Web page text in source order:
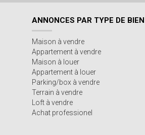
ANNONCES PAR TYPE DE BIEN
Maison à vendre
Appartement à vendre
Maison à louer
Appartement à louer
Parking/box à vendre
Terrain à vendre
Loft à vendre
Achat professionel